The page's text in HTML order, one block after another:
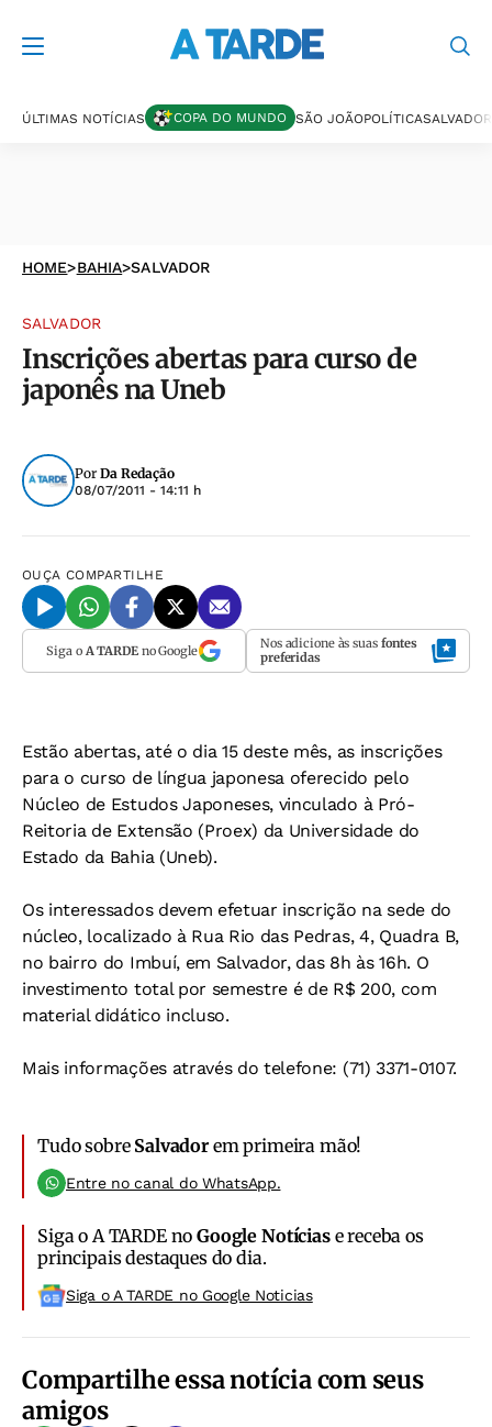
ÚLTIMAS NOTÍCIAS COPA DO MUNDO SÃO JOÃOPOLÍTICASALVADOR
HOME>BAHIA>SALVADOR
SALVADOR
Inscrições abertas para curso de
japonês na Uneb
Por Da Redação
08/07/2011 - 14:11 h
OUÇA COMPARTILHE
Siga o A TARDEno Google Nos adicione às suas fontes
preferidas
Estão abertas, até o dia 15 deste mês, as inscrições
para o curso de língua japonesa oferecido pelo
Núcleo de Estudos Japoneses, vinculado à Pró-
Reitoria de Extensão (Proex) da Universidade do
Estado da Bahia (Uneb).
Os interessados devem efetuar inscrição na sede do
núcleo, localizado à Rua Rio das Pedras, 4, Quadra B,
no bairro do Imbuí, em Salvador, das 8h às 16h. O
investimento total por semestre é de R$ 200, com
material didático incluso.
Mais informações através do telefone: (71) 3371-0107.
Tudo sobre Salvadorem primeira mão!
Entre no canal do WhatsApp.
Siga o A TARDE noGoogle Notíciase receba os
principais destaques do dia.
Siga o A TARDE no Google Noticias
Compartilhe essa notícia com seus
amigos